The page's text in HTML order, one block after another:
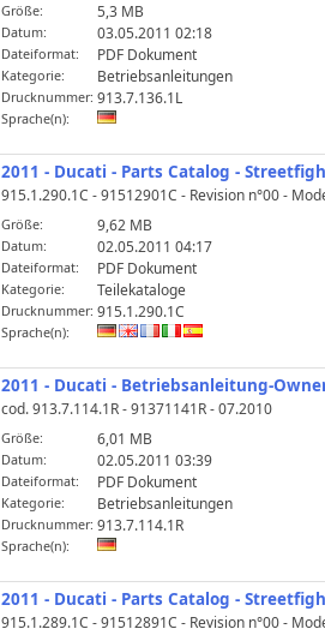
Größe: 5,3 MB
Datum: 03.05.2011 02:18
Dateiformat: PDF Dokument
Kategorie: Betriebsanleitungen
Drucknummer: 913.7.136.1L
Sprache(n):
2011 - Ducati - Parts Catalog -
915.1.290.1C - 91512901C - Revision n°00 -
Größe: 9,62 MB
Datum: 02.05.2011 04:17
Dateiformat: PDF Dokument
Kategorie: Teilekataloge
Drucknummer: 915.1.290.1C
Sprache(n):
2011 - Ducati - Betriebsanleitung-
cod. 913.7.114.1R - 91371141R - 07.2010
Größe: 6,01 MB
Datum: 02.05.2011 03:39
Dateiformat: PDF Dokument
Kategorie: Betriebsanleitungen
Drucknummer: 913.7.114.1R
Sprache(n):
2011 - Ducati - Parts Catalog -
915.1.289.1C - 91512891C - Revision n°00 -